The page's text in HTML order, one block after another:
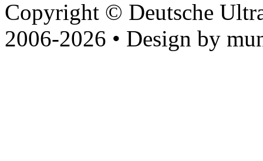
Copyright © Deutsche
2006-2026 • Design by